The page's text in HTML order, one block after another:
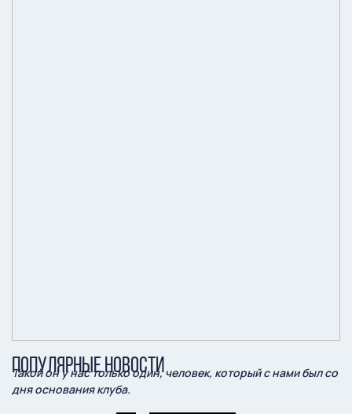
Такой он у нас только один, человек, который с нами был со
дня основания клуба.
ПОПУЛЯРНЫЕ НОВОСТИ